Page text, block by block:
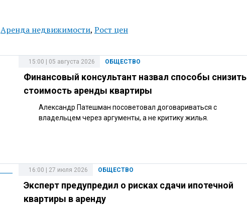
Аренда недвижимости, Рост цен
ОБЩЕСТВО
15:00 | 05 августа 2026
Финансовый консультант назвал способы снизить
стоимость аренды квартиры
Александр Патешман посоветовал договариваться с
владельцем через аргументы, а не критику жилья.
ОБЩЕСТВО
16:00 | 27 июля 2026
Эксперт предупредил о рисках сдачи ипотечной
квартиры в аренду